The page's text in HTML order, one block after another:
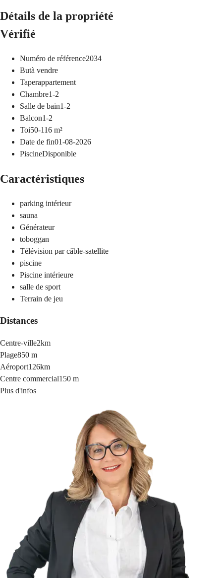
Détails de la propriété
Vérifié
Numéro de référence2034
Butà vendre
Taperappartement
Chambre1-2
Salle de bain1-2
Balcon1-2
Toi50-116 m²
Date de fin01-08-2026
PiscineDisponible
Caractéristiques
parking intérieur
sauna
Générateur
toboggan
Télévision par câble-satellite
piscine
Piscine intérieure
salle de sport
Terrain de jeu
Distances
Centre-ville2km
Plage850 m
Aéroport126km
Centre commercial150 m
Plus d'infos